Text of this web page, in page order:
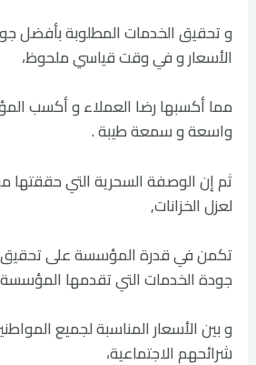
و تحقيق الخدمات المطلوبة بأفضل
الأسعار و في وقت قياسي ملحوظ،
مما أكسبها رضا العملاء و أكسب
واسعة و سمعة طيبة .
ثم إن الوصفة السحرية التي حققتها
لعزل الخزانات,
تكمن في قدرة المؤسسة على
جودة الخدمات التي تقدمها المؤسسة
و بين الأسعار المناسبة لجميع
شرائحهم الاجتماعية،